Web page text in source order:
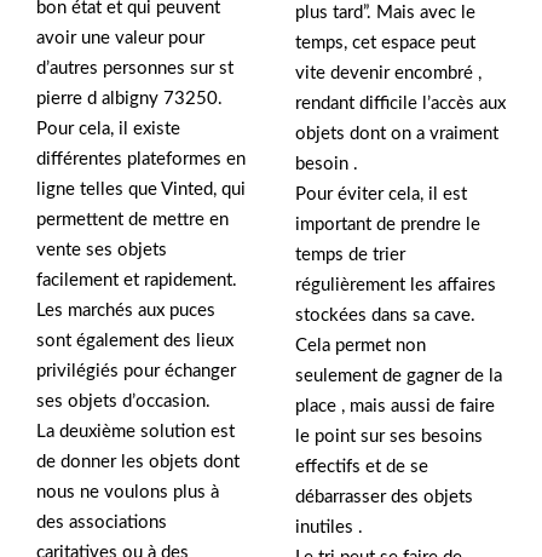
bon état et qui peuvent
avoir une valeur pour
d’autres personnes sur st
pierre d albigny 73250.
Pour cela, il existe
différentes plateformes en
ligne telles que Vinted, qui
permettent de mettre en
vente ses objets
facilement et rapidement.
Les marchés aux puces
sont également des lieux
privilégiés pour échanger
ses objets d’occasion.
La deuxième solution est
de donner les objets dont
nous ne voulons plus à
des associations
caritatives ou à des
plus tard”. Mais avec le
temps, cet espace peut
vite devenir encombré ,
rendant difficile l’accès aux
objets dont on a vraiment
besoin .
Pour éviter cela, il est
important de prendre le
temps de trier
régulièrement les affaires
stockées dans sa cave.
Cela permet non
seulement de gagner de la
place , mais aussi de faire
le point sur ses besoins
effectifs et de se
débarrasser des objets
inutiles .